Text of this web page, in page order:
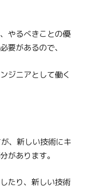
やるべきことの優
要があるので、
ジニアとして働く
、新しい技術にキ
があります。
たり、新しい技術